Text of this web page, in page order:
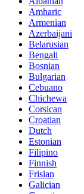
Amharic
Armenian
Azerbaijani
Belarusian
Bengali
Bosnian
Bulgarian
Cebuano
Chichewa
Corsican
Croatian
Dutch
Estonian
Filipino
Finnish
Frisian
Galician